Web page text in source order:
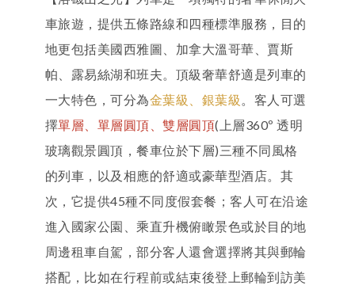
車旅遊，提供五條路線和四種標準服務，目的
地更包括美國西雅圖、加拿大溫哥華、賈斯
帕、露易絲湖和班夫。頂級奢華舒適是列車的
一大特色，可分為金葉級、銀葉級 。客人可選
擇單層、單層圓頂、雙層圓頂(上層360º 透明
玻璃觀景圓頂，餐車位於下層)三種不同風格
的列車，以及相應的舒適或豪華型酒店。其
次，它提供45種不同度假套餐；客人可在沿途
進入國家公園、乘直升機俯瞰景色或於目的地
周邊租車自駕，部分客人還會選擇將其與郵輪
搭配，比如在行程前或結束後登上郵輪到訪美